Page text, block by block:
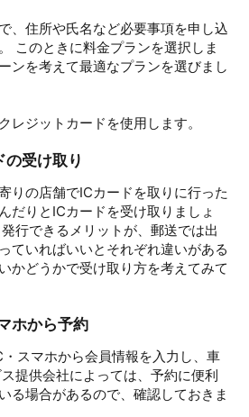
、住所や氏名など必要事項を申し込
このときに料金プランを選択しま
ンを考えて最適なプランを選びまし
レジットカードを使用します。
受け取り
りの店舗でICカードを取りに行った
だりとICカードを受け取りましょ
行できるメリットが、郵送では出
ていればいいとそれぞれ違いがある
かどうかで受け取り方を考えてみて
ホから予約
スマホから会員情報を入力し、車
提供会社によっては、予約に便利
る場合があるので、確認しておきま